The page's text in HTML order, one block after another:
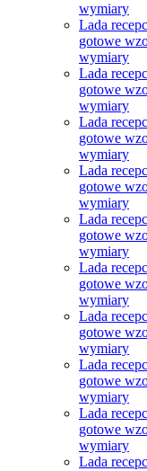
wymiary
Lada
gotowe
wymiary
Lada
gotowe
wymiary
Lada
gotowe
wymiary
Lada
gotowe
wymiary
Lada
gotowe
wymiary
Lada
gotowe
wymiary
Lada
gotowe
wymiary
Lada
gotowe
wymiary
Lada
gotowe
wymiary
Lada